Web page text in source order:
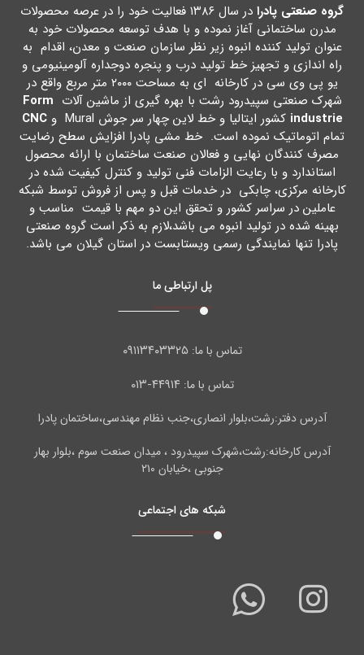
گروه صنعتی پادرا
در سال ۱۳۸۶ فعالیت خود را در عرصه محصولات
مدرن ساختمانی آغاز نموده و با هدف توسعه محصولات خود به
عنوان تولید کننده انبوه زیر نظر سازمان صنعت و معدن، اقدام به
راه اندازي و تجهیز خط تولید درب و پنجره دوجداره آلومینیومی و
یو پی وي سی در کارخانه اي به مساحت ۲۰۰۰ متر مربع واقع در
شهرك صنعتی سپیدرود رشت با بهره گیري از ماشین آلات Form
industrie کشور ایتالیا و خط لاین چهار سر جوش Mural و
CNC
تمام اتوماتیک نموده است. خط مشی پادرا افزایش سطح رضایت
مصرف کنندگان نهایی و فعالان صنعت ساختمان با ارائه محصول
استاندارد و با رعایت الزامات فنی تولید و کنترل کیفیت شده در
کارخانه مرکزي، چابکی در خدمات قبل و پس از فروش توسط شبکه
عاملین در سراسر کشور و تحقق این دو مهم با قیمت مناسب و
بهینه شده در تولید انبوه می باشد،لازم به ذکر است گروه صنعتی
پادرا تنها نمایندگی رسمی ویستابست در استان گیلان می باشد.
پل ارتباطی ما
تماس با ما:۰۹۱۱۳۴۰۳۳۲۵
تماس با ما: ۴۴۹۱۴-۰۱۳
آدرس دفتر:رشت،بلوار انصاری،جنب نظام مهندسی،ساختمان پادرا
آدرس کارخانه:رشت،شهرک سپیدرود ، میدان صنعت سوم ،بلوار بهار
جنوبی ،خیابان ۲۱۰
شبکه های اجتماعی